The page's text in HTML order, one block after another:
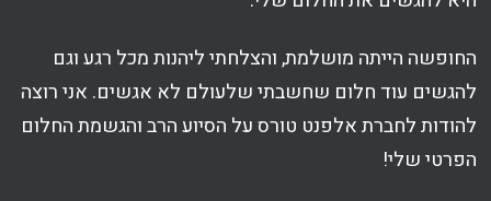
החופשה הייתה מושלמת, והצלחתי ליהנות מכל רגע וגם
להגשים עוד חלום שחשבתי שלעולם לא אגשים. אני רוצה
להודות לחברת אלפנט טורס על הסיוע הרב והגשמת החלום
הפרטי שלי!